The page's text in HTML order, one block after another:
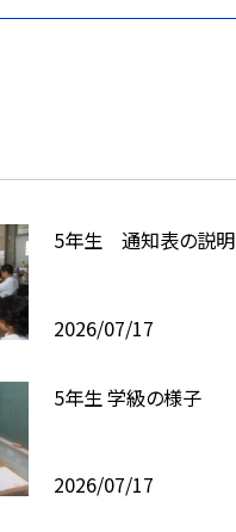
5年生 通知表の説明
2026/07/17
5年生 学級の様子
2026/07/17